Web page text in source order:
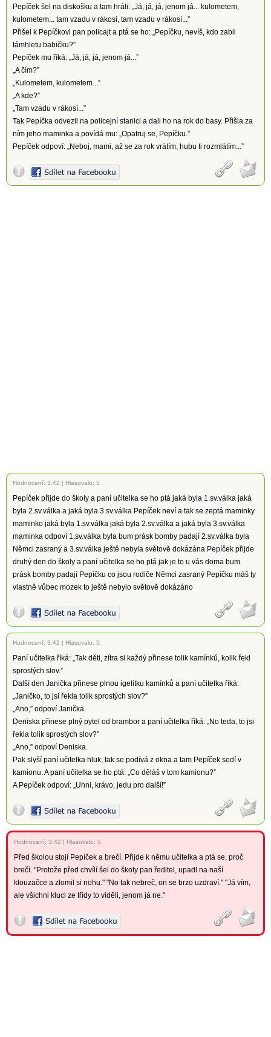
Pepíček šel na diskošku a tam hráli: „Já, já, já, jenom já... kulometem,
kulometem... tam vzadu v rákosí, tam vzadu v rákosí...”
Přišel k Pepíčkovi pan policajt a ptá se ho: „Pepíčku, nevíš, kdo zabil
támhletu babičku?”
Pepíček mu říká: „Já, já, já, jenom já...”
„A čím?”
„Kulometem, kulometem...”
„A kde?”
„Tam vzadu v rákosí...”
Tak Pepíčka odvezli na policejní stanici a dali ho na rok do basy. Přišla za
ním jeho maminka a povídá mu: „Opatruj se, Pepíčku.”
Pepíček odpoví: „Neboj, mami, až se za rok vrátím, hubu ti rozmlátím...”
Hodnocení: 3.42 | Hlasovalo: 5
Pepíček přijde do školy a paní učitelka se ho ptá jaká byla 1.sv.válka jaká
byla 2.sv.válka a jaká byla 3.sv.válka Pepíček neví a tak se zeptá maminky
maminko jaká byla 1.sv.válka jaká byla 2.sv.válka a jaká byla 3.sv.válka
maminka odpoví 1.sv.válka byla bum prásk bomby padají 2.sv.válka byla
Němci zasraný a 3.sv.válka ještě nebyla světově dokázána Pepíček přijde
druhý den do školy a paní učitelka se ho ptá jak je to u vás doma bum
prásk bomby padají Pepíčku co jsou rodiče Němci zasraný Pepíčku máš ty
vlastně vůbec mozek to ještě nebylo světově dokázáno
Hodnocení: 3.42 | Hlasovalo: 5
Paní učitelka říká: „Tak děti, zítra si každý přinese tolik kamínků, kolik řekl
sprostých slov.”
Další den Janička přinese plnou igelitku kamínků a paní učitelka říká:
„Janičko, to jsi řekla tolik sprostých slov?”
„Ano,” odpoví Janička.
Deniska přinese plný pytel od brambor a paní učitelka říká: „No teda, to jsi
řekla tolik sprostých slov?”
„Ano,” odpoví Deniska.
Pak slyší paní učitelka hluk, tak se podívá z okna a tam Pepíček sedí v
kamionu. A paní učitelka se ho ptá: „Co děláš v tom kamionu?”
A Pepíček odpoví: „Uhni, krávo, jedu pro další!”
Hodnocení: 3.42 | Hlasovalo: 5
Před školou stojí Pepíček a brečí. Přijde k němu učitelka a ptá se, proč
brečí. "Protože před chvílí šel do školy pan ředitel, upadl na naší
klouzačce a zlomil si nohu." "No tak nebreč, on se brzo uzdraví." "Já vím,
ale všichni kluci ze třídy to viděli, jenom já ne."